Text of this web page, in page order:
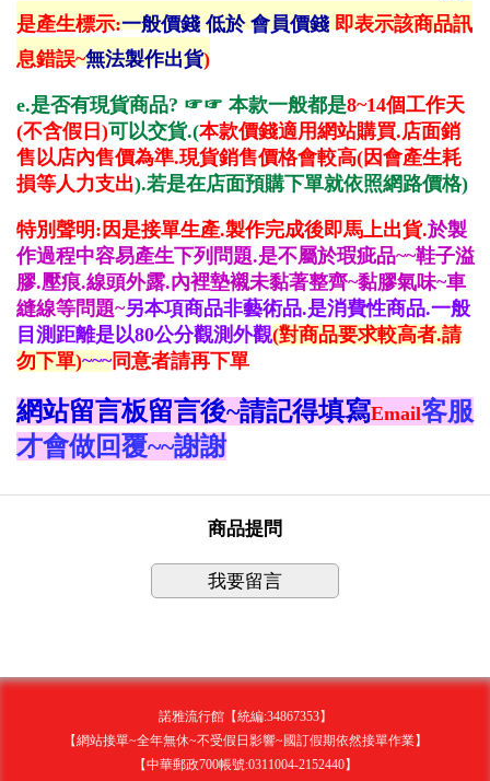
是產生標示:一般價錢 低於 會員價錢即表示該商品訊
息錯誤~無法製作出貨)
e.是否有現貨商品? ☞☞ 本款一般都是8~14個工作天
(不含假日)可以交貨.(本款價錢適用網站購買.店面銷
售以店內售價為準.現貨銷售價格會較高(因會產生耗
損等人力支出).若是在店面預購下單就依照網路價格)
特別聲明:因是接單生產.製作完成後即馬上出貨.於製
作過程中容易產生下列問題.是不屬於瑕疵品~~鞋子溢
膠.壓痕.線頭外露.內裡墊襯未黏著整齊~黏膠氣味~車
縫線等問題~另本項商品非藝術品.是消費性商品.一般
目測距離是以80公分觀測外觀(對商品要求較高者.請
勿下單)~~~同意者請再下單
網站留言板留言後~請記得填寫Email客服
才會做回覆~~謝謝
商品提問
我要留言
諾雅流行館【統編:34867353】
【網站接單~全年無休~不受假日影響~國訂假期依然接單作業】
【中華郵政700帳號:0311004-2152440】